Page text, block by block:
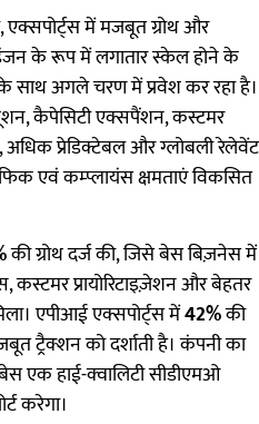
एक्सपोर्ट्स में मजबूत ग्रोथ और
के रूप में लगातार स्केल होने के
साथ अगले चरण में प्रवेश कर रहा है।
कैपेसिटी एक्सपैंशन, कस्टमर
प्रेडिक्टेबल और ग्लोबली रेलेवेंट
एवं कम्प्लायंस क्षमताएं विकसित
की ग्रोथ दर्ज की, जिसे बेस बिज़नेस में
कस्टमर प्रायोरिटाइज़ेशन और बेहतर
एपीआई एक्सपोर्ट्स में42%की
ट्रैक्शन को दर्शाती है। कंपनी का
एक हाई-क्वालिटी सीडीएमओ
करेगा।